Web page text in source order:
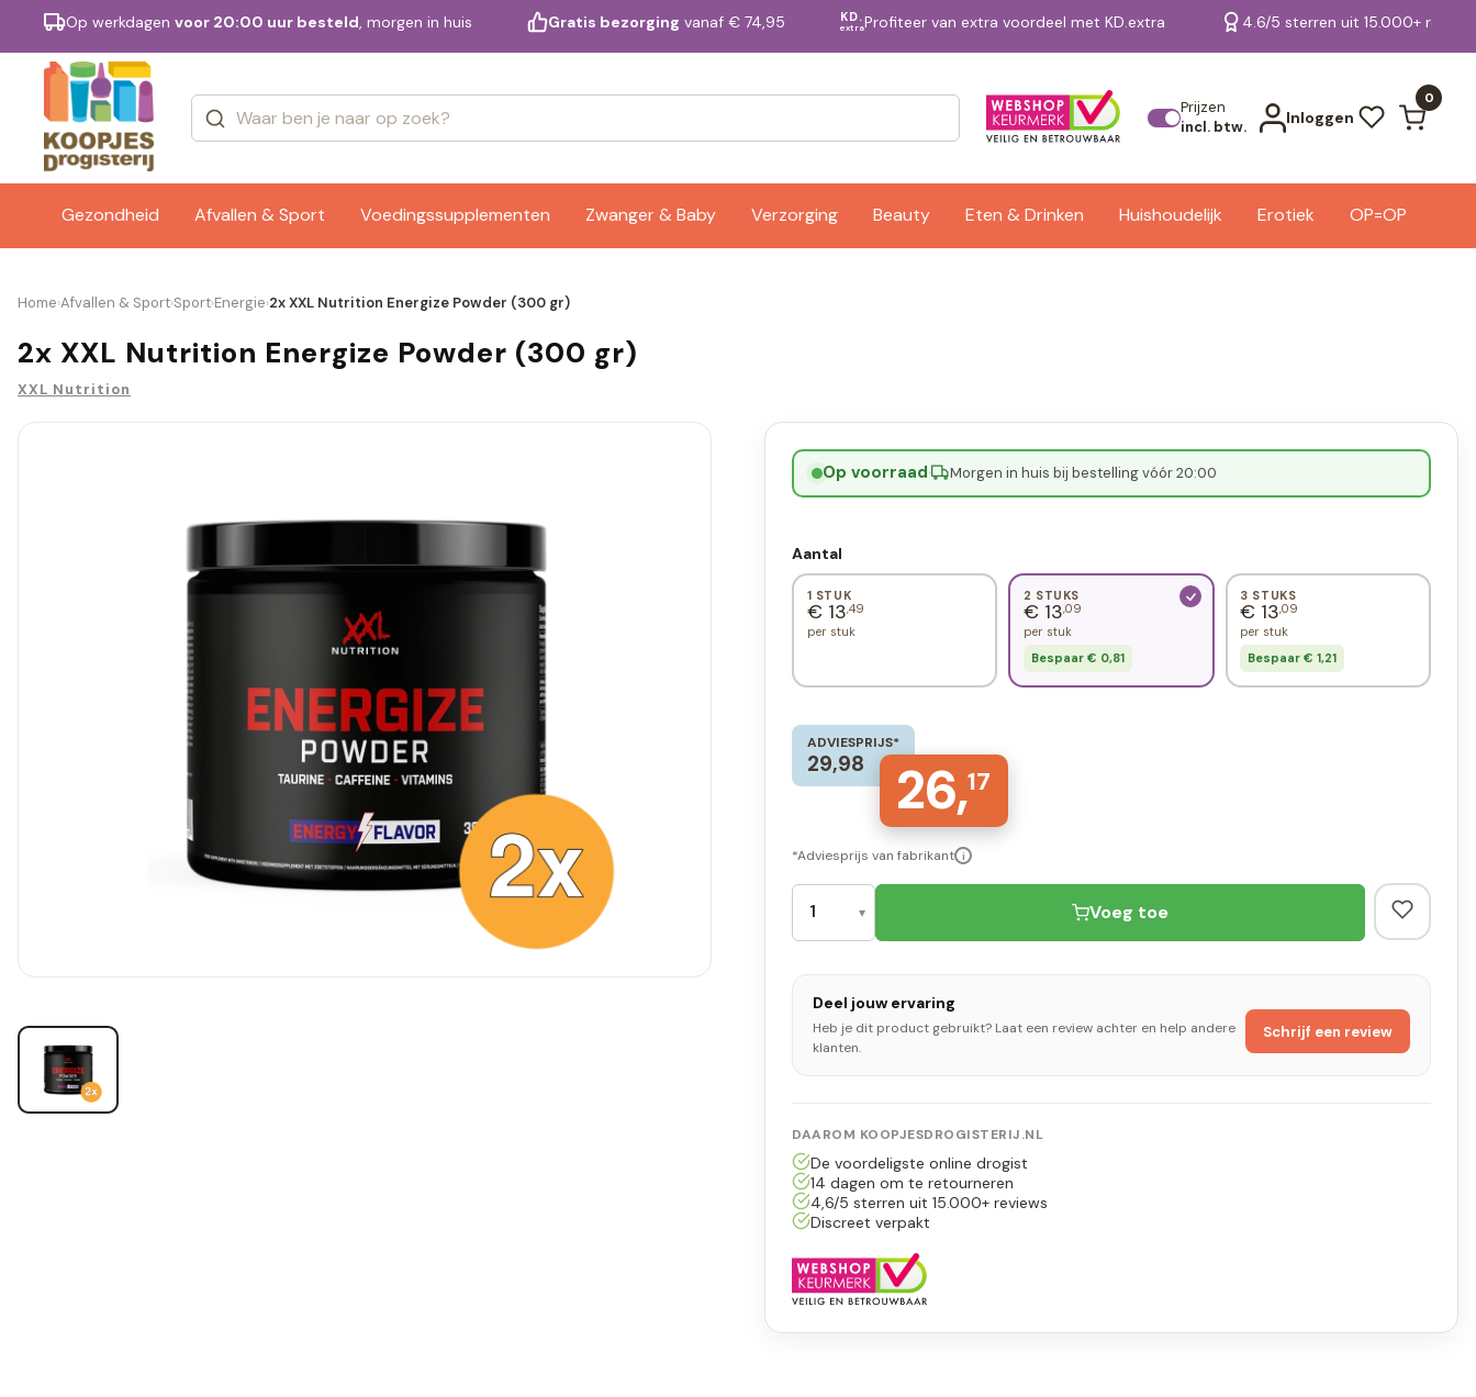
Op werkdagen voor 20:00 uur besteld, morgen in huis Gratis bezorging vanaf € 74,95 KD.
extraProfiteer van extra voordeel met KD.extra 4.6/5 sterren uit 15.000+
Prijzen
incl. btw.
Inloggen
0
Gezondheid Afvallen & Sport Voedingssupplementen Zwanger & Baby Verzorging Beauty Eten & Drinken Huishoudelijk Erotiek OP=OP
Merken Bekijk alle resultaten
Home›Afvallen & Sport›Sport›Energie›2x XXL Nutrition Energize Powder (300 gr)
2x XXL Nutrition Energize Powder (300 gr)
XXL Nutrition
Op voorraad· Morgen in huis bij bestelling vóór 20:00
Aantal
1 STUK
€ 13,49
per stuk
2 STUKS
€ 13,09
per stuk
Bespaar € 0,81
3 STUKS
€ 13,09
per stuk
Bespaar € 1,21
ADVIESPRIJS*
29,98 26,17
*Adviesprijs van fabrikant i
Voeg toe
Deel jouw ervaring
Heb je dit product gebruikt? Laat een review achter en help andere
klanten.
Schrijf een review
DAAROM KOOPJESDROGISTERIJ.NL
De voordeligste online drogist
14 dagen om te retourneren
4,6/5 sterren uit 15.000+ reviews
Discreet verpakt